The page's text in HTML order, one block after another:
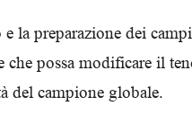
la preparazione dei
che possa modificare il
del campione globale.